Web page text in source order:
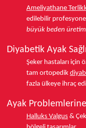
Ameliyathane
edilebilir
büyük beden
Diyabetik Ayak
Şeker hastaları için
tam ortopedik
fazla ülkeye ihraç
Ayak
Halluks Valgus &